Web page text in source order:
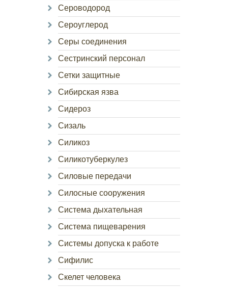
Сероводород
Сероуглерод
Серы соединения
Сестринский персонал
Сетки защитные
Сибирская язва
Сидероз
Сизаль
Силикоз
Силикотуберкулез
Силовые передачи
Силосные сооружения
Система дыхательная
Система пищеварения
Системы допуска к работе
Сифилис
Скелет человека